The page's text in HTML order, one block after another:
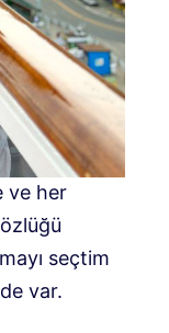
ve her
seçtim
var.